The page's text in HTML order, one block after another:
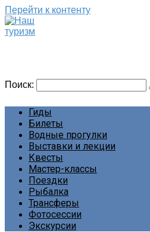
Перейти к контенту
Поиск:
Гиды
Билеты
Водные прогулки
Выставки и лекции
Квесты
Мастер-классы
Поездки
Рыбалка
Трансферы
Фотосессии
Экскурсии